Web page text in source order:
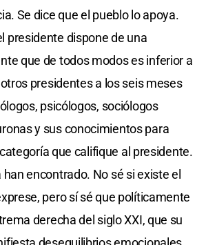
Se dice que el pueblo lo apoya.
presidente dispone de una
que de todos modos es inferior a
presidentes a los seis meses
psicólogos, sociólogos
y sus conocimientos para
que califique al presidente.
encontrado. No sé si existe el
pero sí sé que políticamente
derecha del siglo XXI, que su